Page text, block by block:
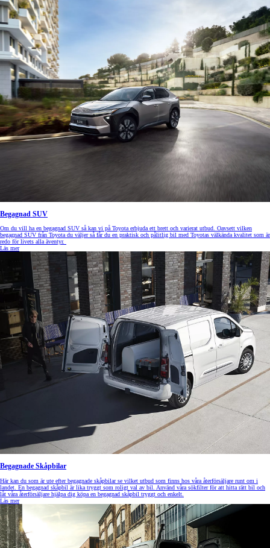
Begagnad SUV
Om du vill ha en begagnad SUV så kan vi på Toyota erbjuda ett brett och varierat utbud. Oavsett vilken
begagnad SUV från Toyota du väljer så får du en praktisk och pålitlig bil med Toyotas välkända kvalitet som är
redo för livets alla äventyr.
Läs mer
Begagnade Skåpbilar
Här kan du som är ute efter begagnade skåpbilar se vilket utbud som finns hos våra återförsäljare runt om i
landet. En begagnad skåpbil är lika tryggt som roligt val av bil. Använd våra sökfilter för att hitta rätt bil och
låt våra återförsäljare hjälpa dig köpa en begagnad skåpbil tryggt och enkelt.
Läs mer